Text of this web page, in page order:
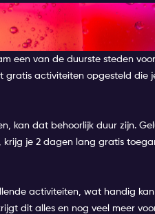
DINGEN OM
een van de duurste steden
activiteiten opgesteld die
kan dat behoorlijk duur zijn.
krijg je 2 dagen lang gratis
activiteiten, wat handig
dit alles en nog veel meer